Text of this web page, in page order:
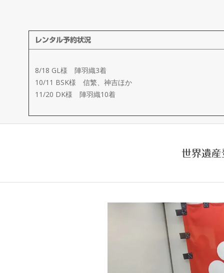
ー
ダ
ー
メ
イ
製
レンタル予約状況
8/18 GL様 陣羽織3着
10/11 BSK様 信繁、神吉ほか
11/20 DK様 陣羽織10着
世界遺